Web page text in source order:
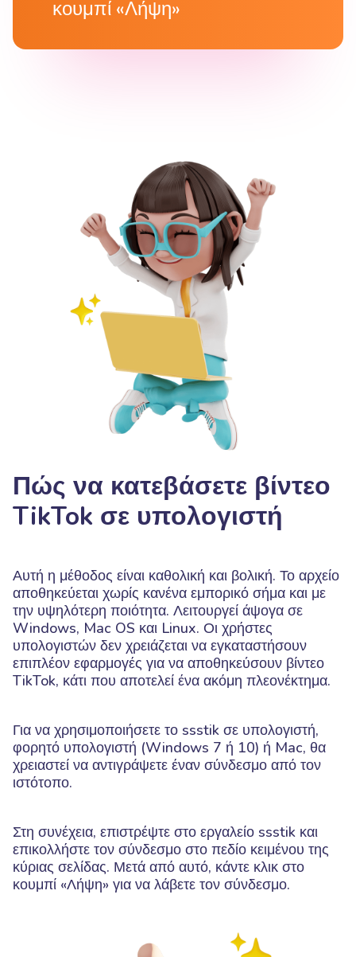
κουμπί «Λήψη»
Πώς να κατεβάσετε βίντεο
TikTok σε υπολογιστή
Αυτή η μέθοδος είναι καθολική και βολική. Το αρχείο
αποθηκεύεται χωρίς κανένα εμπορικό σήμα και με
την υψηλότερη ποιότητα. Λειτουργεί άψογα σε
Windows, Mac OS και Linux. Οι χρήστες
υπολογιστών δεν χρειάζεται να εγκαταστήσουν
επιπλέον εφαρμογές για να αποθηκεύσουν βίντεο
TikTok, κάτι που αποτελεί ένα ακόμη πλεονέκτημα.
Για να χρησιμοποιήσετε το ssstik σε υπολογιστή,
φορητό υπολογιστή (Windows 7 ή 10) ή Mac, θα
χρειαστεί να αντιγράψετε έναν σύνδεσμο από τον
ιστότοπο.
Στη συνέχεια, επιστρέψτε στο εργαλείο ssstik και
επικολλήστε τον σύνδεσμο στο πεδίο κειμένου της
κύριας σελίδας. Μετά από αυτό, κάντε κλικ στο
κουμπί «Λήψη» για να λάβετε τον σύνδεσμο.